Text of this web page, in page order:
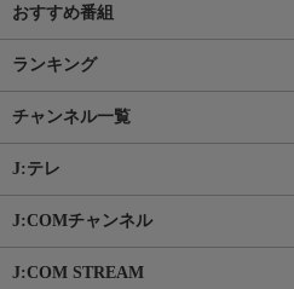
おすすめ番組
ランキング
チャンネル一覧
J:テレ
J:COMチャンネル
J:COM STREAM